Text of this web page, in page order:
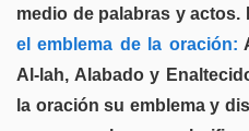
medio de palabras y actos.
el emblema de la oración:
Al-lah, Alabado y
la oración su emblema y